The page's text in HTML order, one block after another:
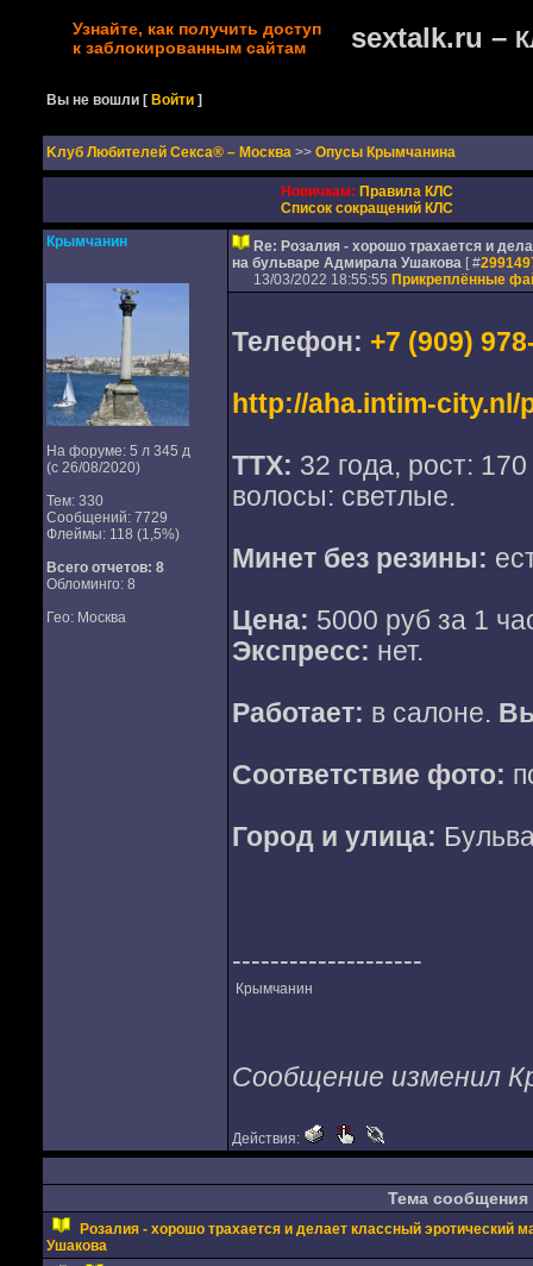
Узнайте, как получить доступ
к заблокированным сайтам
sextalk.ru –
Вы не вошли [Войти ]
Kлуб Любителей Секса® – Москва >> Опусы Крымчанина
Новичкам: Правила КЛС
Список сокращений КЛС
Крымчанин
На форуме: 5 л 345 д
(с 26/08/2020)
Тем: 330
Сообщений: 7729
Флеймы: 118 (1,5%)
Всего отчетов: 8
Обломинго: 8
Гео: Москва
Re: Розалия - хорошо трахается и
на бульваре Адмирала Ушакова [ #
13/03/2022 18:55:55 Прикреплённые
Телефон: +7 (909)
http://aha.intim-city.nl/
ТТХ: 32 года, рост:
волосы: светлые.
Минет без резины:
Цена: 5000 руб за 1
Экспресс: нет.
Работает: в салоне.
Соответствие фото:
Город и улица:
--------------------
Крымчанин
Сообщение изменил
Действия:
Тема сообщения
Розалия - хорошо трахается и делает классный эротический
Ушакова